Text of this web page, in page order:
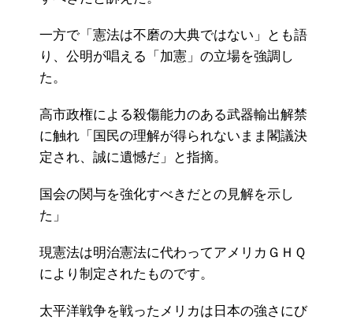
一方で「憲法は不磨の大典ではない」とも語
り、公明が唱える「加憲」の立場を強調し
た。
高市政権による殺傷能力のある武器輸出解禁
に触れ「国民の理解が得られないまま閣議決
定され、誠に遺憾だ」と指摘。
国会の関与を強化すべきだとの見解を示し
た」
現憲法は明治憲法に代わってアメリカＧＨＱ
により制定されたものです。
太平洋戦争を戦ったメリカは日本の強さにび